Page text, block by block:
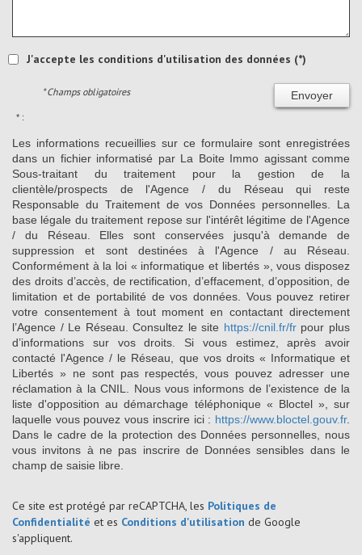
J'accepte les conditions d'utilisation des données (*)
Envoyer
* Champs obligatoires
* :
Les informations recueillies sur ce formulaire sont enregistrées
dans un fichier informatisé par La Boite Immo agissant comme
Sous-traitant du traitement pour la gestion de la
clientèle/prospects de l'Agence / du Réseau qui reste
Responsable du Traitement de vos Données personnelles. La
base légale du traitement repose sur l'intérêt légitime de l'Agence
/ du Réseau. Elles sont conservées jusqu'à demande de
suppression et sont destinées à l'Agence / au Réseau.
Conformément à la loi « informatique et libertés », vous disposez
des droits d’accès, de rectification, d’effacement, d’opposition, de
limitation et de portabilité de vos données. Vous pouvez retirer
votre consentement à tout moment en contactant directement
l’Agence / Le Réseau. Consultez le site https://cnil.fr/frpour plus
d’informations sur vos droits. Si vous estimez, après avoir
contacté l'Agence / le Réseau, que vos droits « Informatique et
Libertés » ne sont pas respectés, vous pouvez adresser une
réclamation à la CNIL. Nous vous informons de l’existence de la
liste d'opposition au démarchage téléphonique « Bloctel », sur
laquelle vous pouvez vous inscrire ici : https://www.bloctel.gouv.fr.
Dans le cadre de la protection des Données personnelles, nous
vous invitons à ne pas inscrire de Données sensibles dans le
champ de saisie libre.
Ce site est protégé par reCAPTCHA, les Politiques de
Confidentialité et es Conditions d'utilisation de Google
s'appliquent.